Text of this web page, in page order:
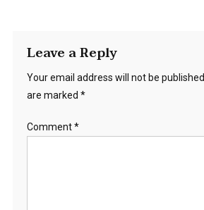
Leave a Reply
Your email address will not be published.
are marked *
Comment*